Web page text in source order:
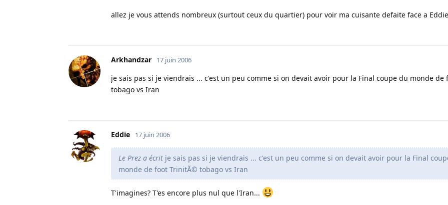
allez je vous attends nombreux (surtout ceux du quartier) pour voir ma cuisante defaite face a
Arkhandzar 17 juin 2006
je sais pas si je viendrais ... c'est un peu comme si on devait avoir pour la Final coupe du monde de
tobago vs Iran
Eddie 17 juin 2006
Le Prez a écrit je sais pas si je viendrais ... c'est un peu comme si on devait avoir pour la Final
monde de foot TrinitÃ© tobago vs Iran
T'imagines? T'es encore plus nul que l'Iran...